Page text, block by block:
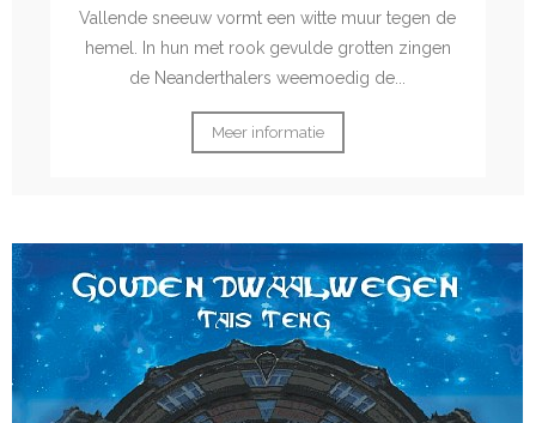
Vallende sneeuw vormt een witte muur tegen de
hemel. In hun met rook gevulde grotten zingen
de Neanderthalers weemoedig de...
Meer informatie